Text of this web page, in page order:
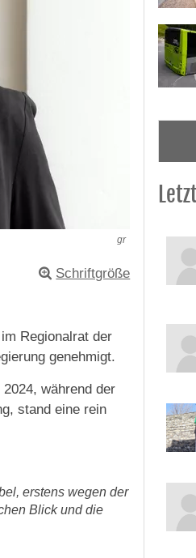
gr
Schriftgröße
Regionalrat der
genehmigt.
während der
stand eine rein
erstens wegen der
Blick und die